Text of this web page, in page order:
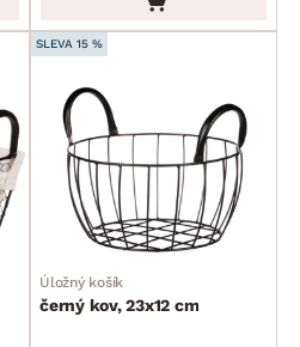
SLEVA 15 %
Úložný košík
černý kov, 23x12 cm